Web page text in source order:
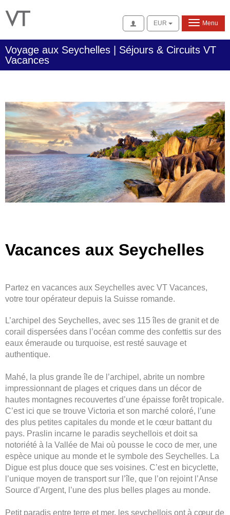
Se connecter
EUR Menu
Voyage aux Seychelles | Séjours & Circuits VT
Vacances
Vacances aux Seychelles
Partez en vacances aux Seychelles avec VT Vacances,
votre tour opérateur depuis la Suisse romande.
L’archipel des Seychelles, avec ses 115 îles de granit et de
corail dispersées dans l’océan comme des confettis sur des
eaux émeraude ou turquoise, est resté sauvage et
authentique.
Mahé, la plus grande île de l’archipel, abrite un nombre
impressionnant de plages et criques dans un décor de
hautes montagnes recouvertes d’une épaisse forêt tropicale.
C’est ici que se trouve Victoria et son marché coloré, l’une
des plus petites capitales du monde et le cœur battant du
pays. Praslin incarne le paradis seychellois et doit sa
notoriété à la Vallée de Mai où pousse le coco de mer, une
espèce unique au monde et le symbole des Seychelles. La
Digue est plus douce que ses voisines. C’est en bicyclette,
l’unique moyen de transport sur l’île, que l’on rejoint l’Anse
Source d’Argent, l’une des plus belles plages au monde.
Petit paradis entre terre et mer, les seychellois ont à cœur de